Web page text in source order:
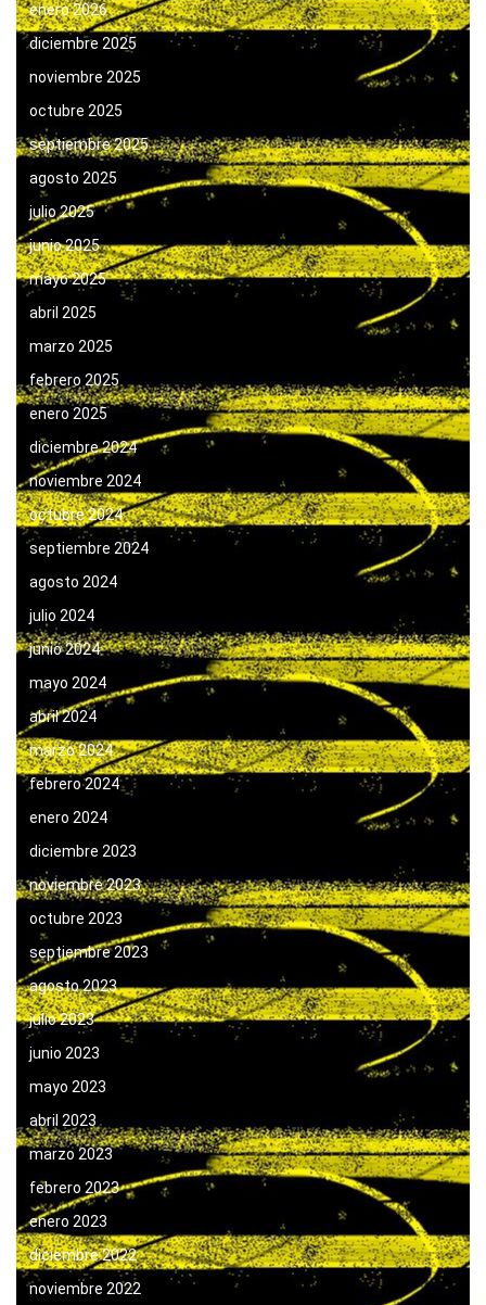
enero 2026
diciembre 2025
noviembre 2025
octubre 2025
septiembre 2025
agosto 2025
julio 2025
junio 2025
mayo 2025
abril 2025
marzo 2025
febrero 2025
enero 2025
diciembre 2024
noviembre 2024
octubre 2024
septiembre 2024
agosto 2024
julio 2024
junio 2024
mayo 2024
abril 2024
marzo 2024
febrero 2024
enero 2024
diciembre 2023
noviembre 2023
octubre 2023
septiembre 2023
agosto 2023
julio 2023
junio 2023
mayo 2023
abril 2023
marzo 2023
febrero 2023
enero 2023
diciembre 2022
noviembre 2022